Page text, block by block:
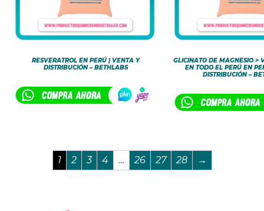
RESVERATROL EN PERÚ | VENTA Y
DISTRIBUCIÓN – BETHLABS
GLICINATO DE MAGNESIO >
EN TODO EL PERÚ EN
DISTRIBUCIÓN –
1 2 3 4 … 26 27 28 →